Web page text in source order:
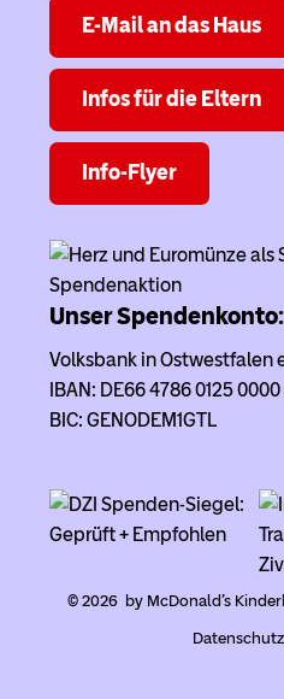
E-Mail an das Haus
Infos für die Eltern
Info-Flyer
Unser Spendenkonto:
Volksbank in Ostwestfalen
IBAN: DE66 4786 0125
BIC: GENODEM1GTL
© 2026 by McDonald's